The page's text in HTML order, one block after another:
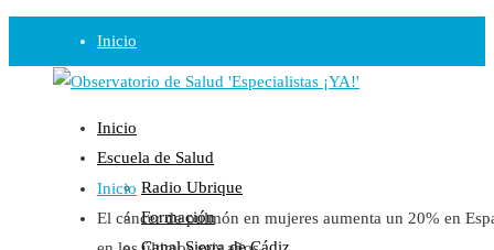
Inicio
Observatorio
Opinión
Radio
Guadalinfo Salud
Inicio
Escuela de Salud
Radio Ubrique
Formación
Inicio
El cáncer de pulmón en mujeres aumenta un 20% en